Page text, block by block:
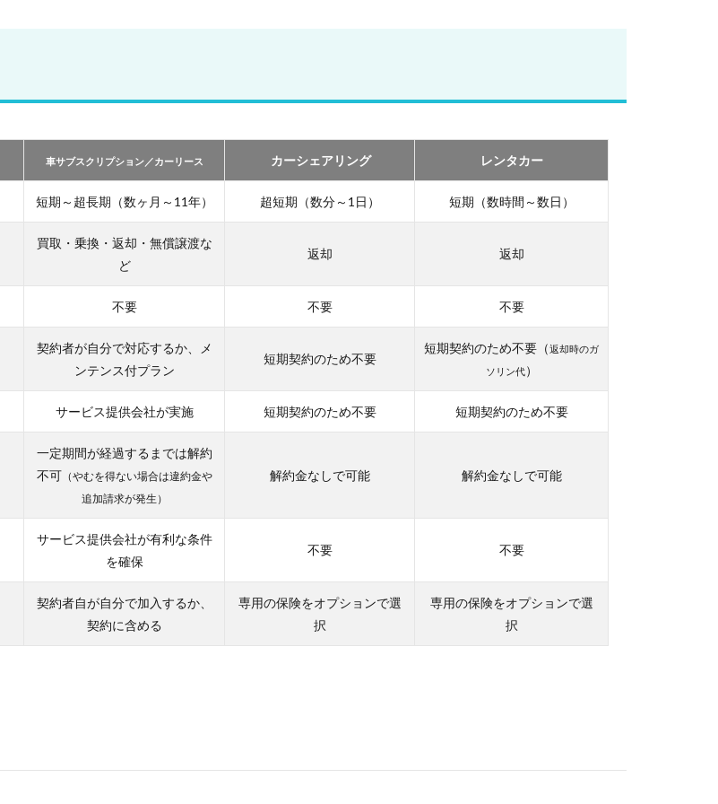
車サブスクリプション／カーリース カーシェアリング レンタカー
短期～超長期（数ヶ月～11年） 超短期（数分～1日） 短期（数時間～数日）
買取・乗換・返却・無償譲渡な
ど
返却 返却
不要 不要 不要
契約者が自分で対応するか、メ
ンテンス付プラン
短期契約のため不要
短期契約のため不要（返却時のガ
ソリン代）
サービス提供会社が実施 短期契約のため不要 短期契約のため不要
一定期間が経過するまでは解約
不可（やむを得ない場合は違約金や
追加請求が発生）
解約金なしで可能 解約金なしで可能
サービス提供会社が有利な条件
を確保
不要 不要
契約者自が自分で加入するか、
契約に含める
専用の保険をオプションで選
択
専用の保険をオプションで選
択